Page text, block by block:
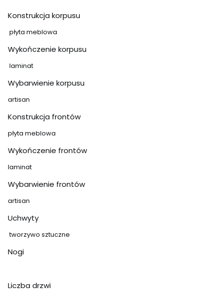
Konstrukcja korpusu
płyta meblowa
Wykończenie korpusu
laminat
Wybarwienie korpusu
artisan
Konstrukcja frontów
płyta meblowa
Wykończenie frontów
laminat
Wybarwienie frontów
artisan
Uchwyty
tworzywo sztuczne
Nogi
Liczba drzwi